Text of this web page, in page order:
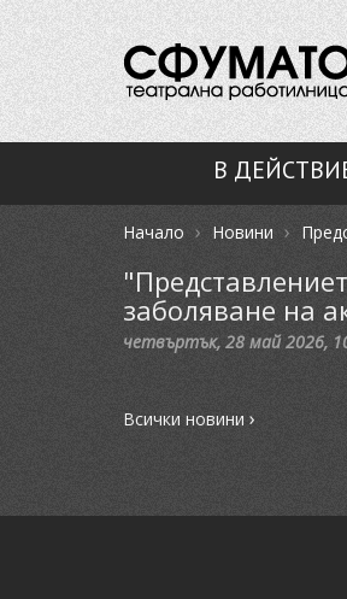
В
Начало › Новини ›
заболяване на
четвъртък, 28 май 2026,
Всички новини ›